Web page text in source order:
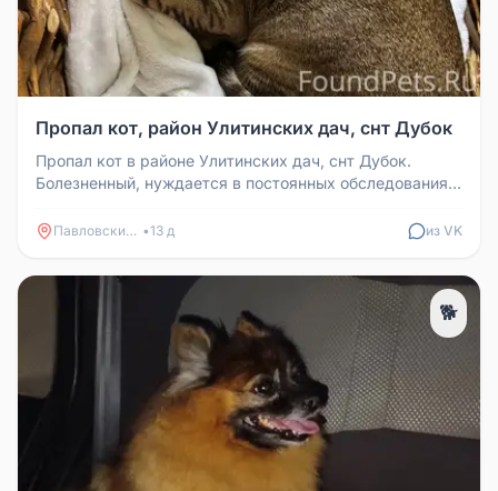
Пропал кот, район Улитинских дач, снт Дубок
Пропал кот в районе Улитинских дач, снт Дубок.
Болезненный, нуждается в постоянных обследованиях.
Павловский Посад •13 д из VK
🐕